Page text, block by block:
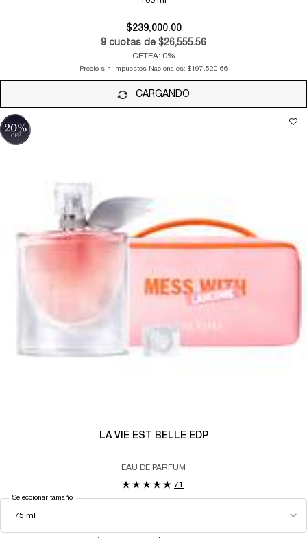
$239,000.00
9 cuotas de $26,555.56
CFTEA: 0%
Precio sin Impuestos Nacionales: $197,520.66
CARGANDO
LA VIE EST BELLE EDP
EAU DE PARFUM
71
Seleccionar tamaño